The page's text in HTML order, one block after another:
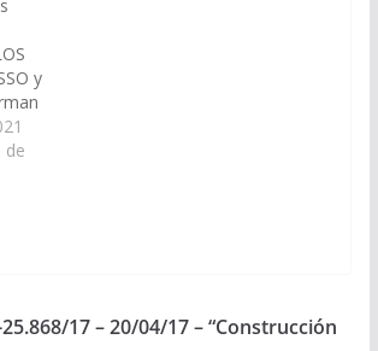
y
a
de
17 – 20/04/17 – “Construcción